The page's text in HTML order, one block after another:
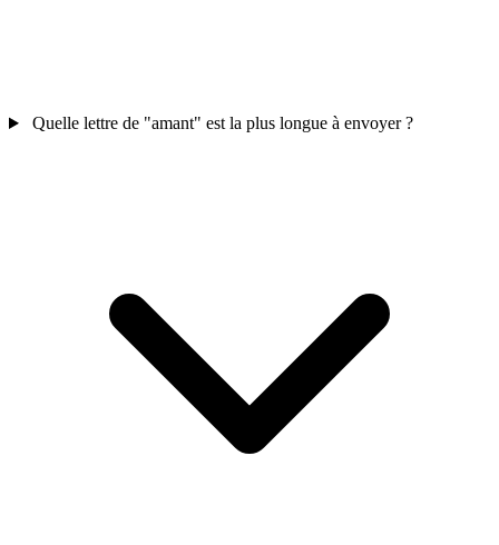
Quelle lettre de "amant" est la plus longue à envoyer ?